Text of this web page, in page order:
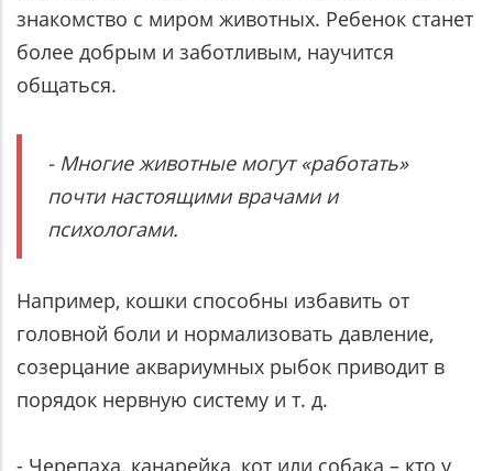
знакомство с миром животных. Ребенок станет
более добрым и заботливым, научится
общаться.
- Многие животные могут «работать»
почти настоящими врачами и
психологами.
Например, кошки способны избавить от
головной боли и нормализовать давление,
созерцание аквариумных рыбок приводит в
порядок нервную систему и т. д.
- Черепаха, канарейка, кот или собака – кто у